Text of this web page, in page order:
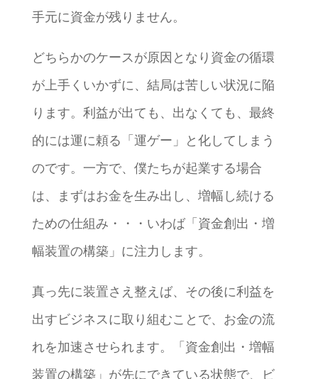
手元に資金が残りません。
どちらかのケースが原因となり資金の循環
が上手くいかずに、結局は苦しい状況に陥
ります。利益が出ても、出なくても、最終
的には運に頼る「運ゲー」と化してしまう
のです。一方で、僕たちが起業する場合
は、まずはお金を生み出し、増幅し続ける
ための仕組み・・・いわば「資金創出・増
幅装置の構築」に注力します。
真っ先に装置さえ整えば、その後に利益を
出すビジネスに取り組むことで、お金の流
れを加速させられます。「資金創出・増幅
装置の構築」が先にできている状態で、ビ